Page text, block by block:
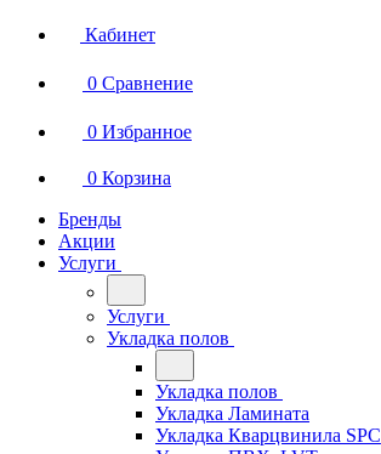
Кабинет
0 Сравнение
0 Избранное
0 Корзина
Бренды
Акции
Услуги
Услуги
Укладка полов
Укладка полов
Укладка Ламината
Укладка Кварцвинила SPC